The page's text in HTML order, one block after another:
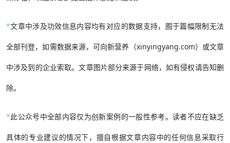
*文章中涉及功效信息内容均有对应的数据支持，囿于篇幅限制无法
全部刊登，如需数据来源，可向新营养（xinyingyang.com）或文章
中涉及到的企业索取。文章图片部分来源于网络，如有侵权请告知删
除。
*此公众号中全部内容仅为创新案例的一般性参考。读者不应在缺乏
具体的专业建议的情况下，擅自根据文章内容中的任何信息采取行